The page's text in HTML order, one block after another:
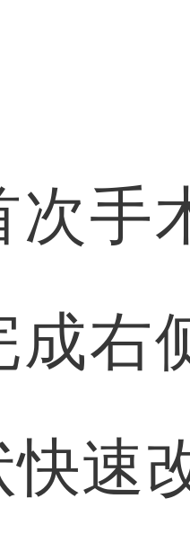
术
成右
快速